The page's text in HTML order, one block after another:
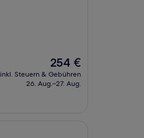
Der
Preis
beträgt
254 €
inkl. Steuern & Gebühren
26. Aug.–27. Aug.